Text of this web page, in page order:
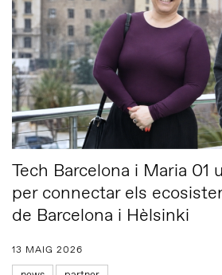
Tech Barcelona i Maria 01
per connectar els
de Barcelona i Hèlsinki
13 MAIG 2026